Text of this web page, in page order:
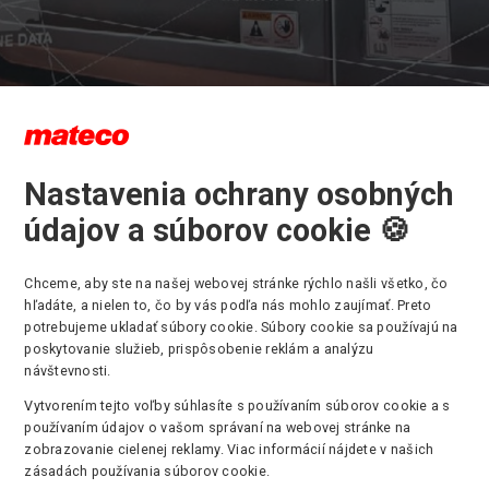
diely pre pracovnú plošinu a
techniku
mateco Slovakia ponúka prenájom pracovných plošín
plošín,servis pracovných plošín,školenie pre obsluhu
ajpredaj náhradných dielov pre pracovné plošiny
spoločnosť máme ľahký prístup k náhradným dielom a
špecifikácii všetkých známych značiek. Ponúkame predaj
stroje svetových značiek Genie, TEREX, CTE, OMME, Haulotte,
Nastavenia ochrany osobných
údajov a súborov cookie 🍪
Chceme, aby ste na našej webovej stránke rýchlo našli všetko, čo
hľadáte, a nielen to, čo by vás podľa nás mohlo zaujímať. Preto
potrebujeme ukladať súbory cookie. Súbory cookie sa používajú na
poskytovanie služieb, prispôsobenie reklám a analýzu
návštevnosti.
Vytvorením tejto voľby súhlasíte s používaním súborov cookie a s
používaním údajov o vašom správaní na webovej stránke na
zobrazovanie cielenej reklamy. Viac informácií nájdete v našich
zásadách používania súborov cookie.